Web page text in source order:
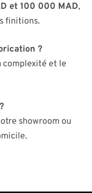
et 100 000 MAD,
finitions.
?
complexité et le
showroom ou